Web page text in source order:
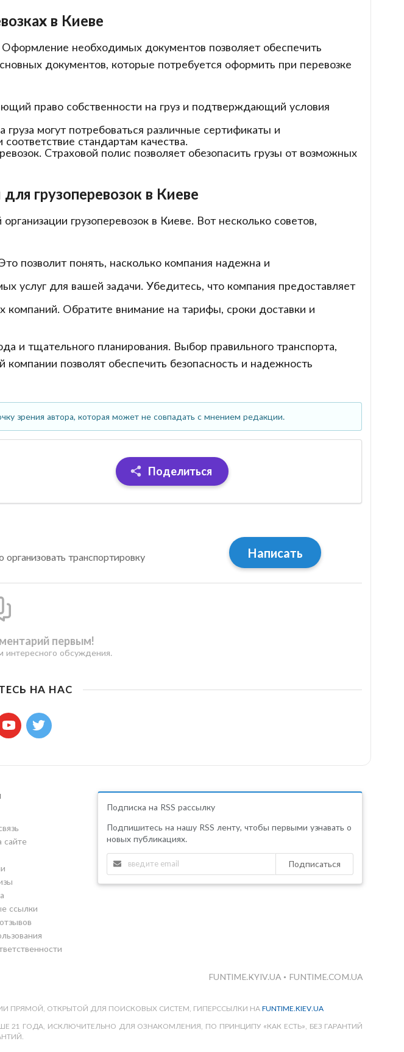
в Киеве
необходимых документов позволяет обеспечить
документов, которые потребуется оформить при перевозке
право собственности на груз и подтверждающий условия
могут потребоваться различные сертификаты и
стандартам качества.
Страховой полис позволяет обезопасить грузы от возможных
грузоперевозок в Киеве
грузоперевозок в Киеве. Вот несколько советов,
позволит понять, насколько компания надежна и
услуг для вашей задачи. Убедитесь, что компания предоставляет
Обратите внимание на тарифы, сроки доставки и
и тщательного планирования. Выбор правильного транспорта,
позволят обеспечить безопасность и надежность
зрения автора, которая может не совпадать с мнением редакции.
Поделиться
транспортировку
Написать
первым!
интересного обсуждения.
НА НАС
сайте
ссылки
Подписка на RSS рассылку
Подпишитесь на нашу RSS ленту, чтобы первыми узнавать о
новых публикациях.
Подписаться
FUNTIME.KYIV.UA • FUNTIME.COM.UA
ПРЯМОЙ, ОТКРЫТОЙ ДЛЯ ПОИСКОВЫХ СИСТЕМ, ГИПЕРССЫЛКИ НА FUNTIME.KIEV.UA
ГОДА, ИСКЛЮЧИТЕЛЬНО ДЛЯ ОЗНАКОМЛЕНИЯ, ПО ПРИНЦИПУ «КАК ЕСТЬ», БЕЗ ГАРАНТИЙ